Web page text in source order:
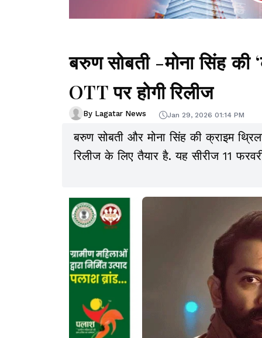
बरुण सोबती -मोना सिंह
OTT पर होगी रिलीज
By Lagatar News Jan 29, 2026 01:14 PM
बरुण सोबती और मोना सिंह की क्राइम
रिलीज के लिए तैयार है. यह सीरीज 11